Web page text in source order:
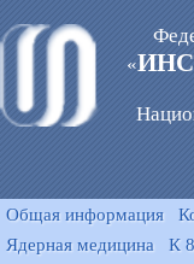
«
Общая информация
Ядерная медицина
К